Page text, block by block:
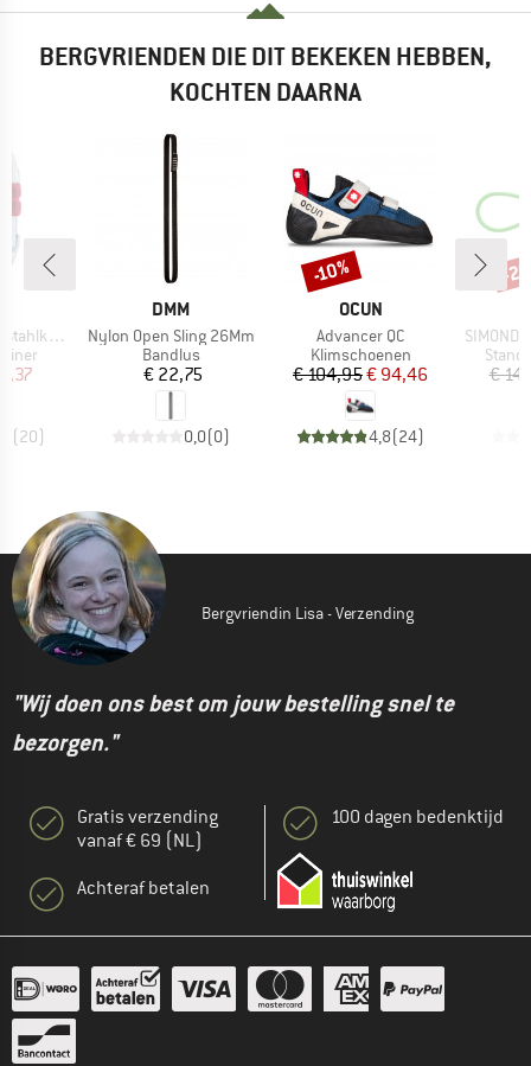
BERGVRIENDEN DIE DIT BEKEKEN HEBBEN,
KOCHTEN DAARNA
prijs
(20)
MERK
DMM
Artikel
Nylon Open Sling 26Mm
Productgroep
Bandlus
Prijs
€ 22,75
0,0(0)
MERK
OCUN
Artikel
Advancer QC
Productgroep
Klimschoenen
Prijs
€ 104,95Verlaagde prijs
€ 94,46
4,8(24)
Korting
-10%
Artikel
SIMOND
€
-
Bergvriendin Lisa - Verzending
"Wij doen ons best om jouw bestelling snel te
bezorgen."
Gratis verzending
vanaf € 69 (NL)
Achteraf betalen
100 dagen bedenktijd